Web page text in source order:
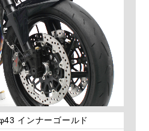
インナーゴールド